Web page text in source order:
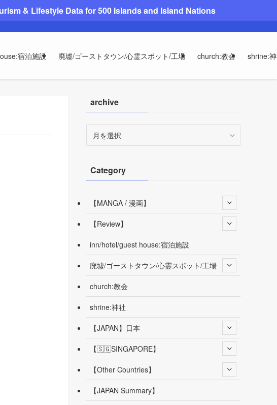
& Lifestyle Data for 500 Islands and Island Nations
宿泊施設 廃墟/ゴーストタウン/心霊スポット/工場 church:教会 shrine:
archive
archive
Category
【MANGA / 漫画】
【Review】
inn/hotel/guest house:宿泊施設
廃墟/ゴーストタウン/心霊スポット/工場
church:教会
shrine:神社
【JAPAN】日本
【🇸🇬SINGAPORE】
【Other Countries】
【JAPAN Summary】